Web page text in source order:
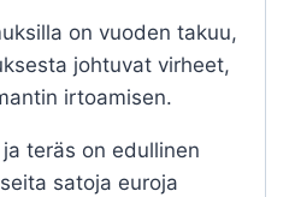
on vuoden takuu,
johtuvat virheet,
irtoamisen.
teräs on edullinen
satoja euroja